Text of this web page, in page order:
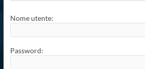
Nome utente:
Password: